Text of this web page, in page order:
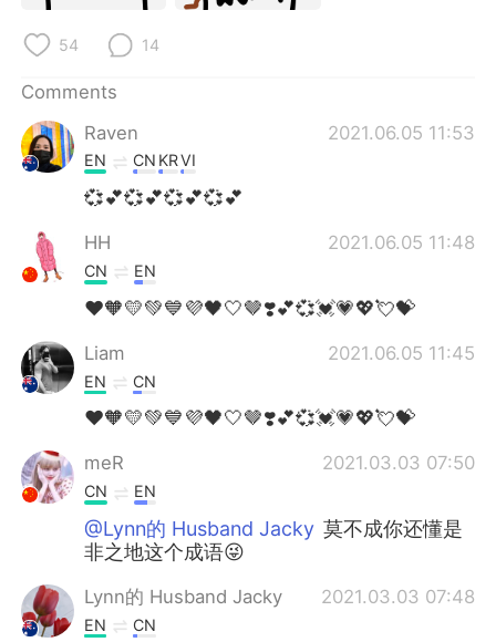
54 14
Comments
Raven
2021.06.05 11:53
EN CN KRVI
💞💕💞💕💞💕💞💕
HH 2021.06.05 11:48
CN EN
❤️🧡💛💚💙💜🖤🤍🤎❣️💕💞💓💗💖💘💝
Liam 2021.06.05 11:45
EN CN
❤️🧡💛💚💙💜🖤🤍🤎❣️💕💞💓💗💖💘💝
meR 2021.03.03 07:50
CN EN
@Lynn的 Husband Jacky 莫不成你还懂是
非之地这个成语😜
Lynn的 Husband Jacky 2021.03.03 07:48
EN CN